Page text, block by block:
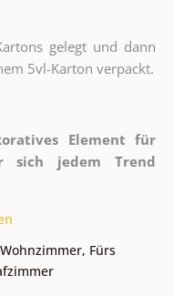
gelegt und dann
5vl-Karton verpackt.
Element für
sich jedem Trend
, Fürs